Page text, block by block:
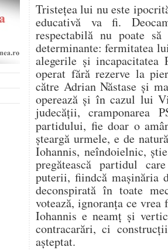
Tristețea lui nu este
educativă va fi.
respectabilă nu poate
determinante: fermitatea
alegerile și incapacitatea
operat fără rezerve la
către Adrian Năstase și
operează și în cazul lui
judecății, cramponarea
partidului, fie doar o
șteargă urmele, e de
Iohannis, neîndoielnic,
pregătească partidul
puterii, fiindcă mașinăria
deconspirată în toate
votează, ignoranța ce vrea
Iohannis e neamț și
contracarări, ci
așteptat.